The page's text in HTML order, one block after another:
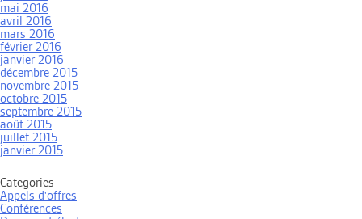
mai 2016
avril 2016
mars 2016
février 2016
janvier 2016
décembre 2015
novembre 2015
octobre 2015
septembre 2015
août 2015
juillet 2015
janvier 2015
Categories
Appels d'offres
Conférences